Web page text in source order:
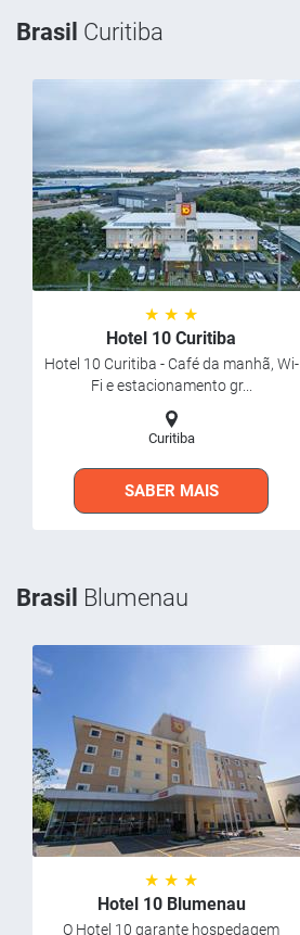
Brasil Curitiba
★ ★ ★
Hotel 10 Curitiba
Hotel 10 Curitiba - Café da manhã, Wi-
Fi e estacionamento gr...
Curitiba
SABER MAIS
Brasil Blumenau
★ ★ ★
Hotel 10 Blumenau
O Hotel 10 garante hospedagem